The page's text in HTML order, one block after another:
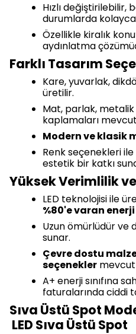
Hızlı değiştirilebilir,
durumlarda
Özellikle kiralık
aydınlatma
Farklı Tasarım
Kare, yuvarlak,
üretilir.
Mat, parlak, metalik
kaplamaları
Modern ve klasik
Renk seçenekleri
estetik bir katkı
Yüksek Verimlilik
LED teknolojisi ile
%80'e varan
Uzun ömürlüdür ve
sunar.
Çevre dostu
seçenekler
A+ enerji sınıfına
faturalarında ciddi
Sıva Üstü Spot
LED Sıva Üstü Spot